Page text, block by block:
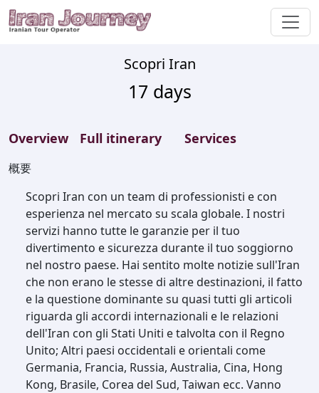
Scopri Iran
17 days
Overview Full itinerary Services
概要
Scopri Iran con un team di professionisti e con
esperienza nel mercato su scala globale. I nostri
servizi hanno tutte le garanzie per il tuo
divertimento e sicurezza durante il tuo soggiorno
nel nostro paese. Hai sentito molte notizie sull'Iran
che non erano le stesse di altre destinazioni, il fatto
e la questione dominante su quasi tutti gli articoli
riguarda gli accordi internazionali e le relazioni
dell'Iran con gli Stati Uniti e talvolta con il Regno
Unito; Altri paesi occidentali e orientali come
Germania, Francia, Russia, Australia, Cina, Hong
Kong, Brasile, Corea del Sud, Taiwan ecc. Vanno